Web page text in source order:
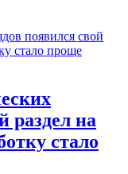
раздел на
стало